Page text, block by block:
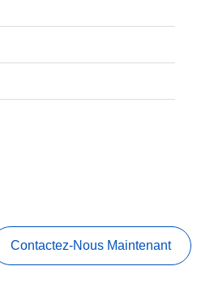
Contactez-Nous Maintenant